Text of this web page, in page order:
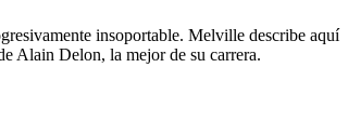
insoportable. Melville describe aquí
Alain Delon, la mejor de su carrera.